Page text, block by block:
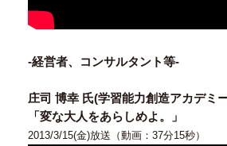
-経営者、コンサルタント等-
庄司 博幸 氏(学習能力創造アカデミ
「変な大人をあらしめよ。」
2013/3/15(金)放送（動画：37分15秒）